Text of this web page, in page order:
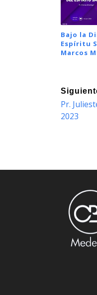
Bajo la
Espíritu
Marcos
Pr.
2023